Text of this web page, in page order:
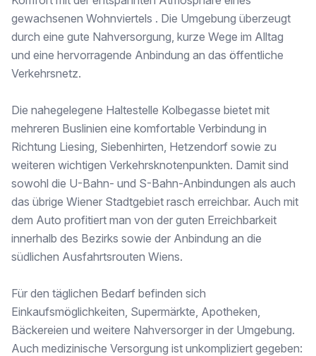
Hat diese Wohnung Ihr Interesse geweckt? Fragen Sie gerne an und erhalten Sie umgehend weiterführende Informationen zum Projekt und den verfügbaren Apartments!
Wir weisen darauf hin, dass zwischen dem Vermittler und dem zu vermittelnden Dritten ein familiäres oder wirtschaftliches Naheverhältnis besteht.
Finden Sie noch mehr attraktive Liegenschaften auf www.IMMOcontract.at [http://www.immocontract.at/]
Infrastruktur / Entfernungen
Arzt <500m
Apotheke <500m
Klinik <500m
Krankenhaus <3.000m
Schule <500m
Kindergarten <1.000m
Universität <2.500m
Höhere Schule <4.000m
gewachsenen Wohnviertels . Die Umgebung überzeugt
durch eine gute Nahversorgung, kurze Wege im Alltag
und eine hervorragende Anbindung an das öffentliche
Verkehrsnetz.
Die nahegelegene Haltestelle Kolbegasse bietet mit
mehreren Buslinien eine komfortable Verbindung in
Richtung Liesing, Siebenhirten, Hetzendorf sowie zu
weiteren wichtigen Verkehrsknotenpunkten. Damit sind
sowohl die U-Bahn- und S-Bahn-Anbindungen als auch
das übrige Wiener Stadtgebiet rasch erreichbar. Auch mit
dem Auto profitiert man von der guten Erreichbarkeit
innerhalb des Bezirks sowie der Anbindung an die
südlichen Ausfahrtsrouten Wiens.
Für den täglichen Bedarf befinden sich
Einkaufsmöglichkeiten, Supermärkte, Apotheken,
Bäckereien und weitere Nahversorger in der Umgebung.
Auch medizinische Versorgung ist unkompliziert gegeben: